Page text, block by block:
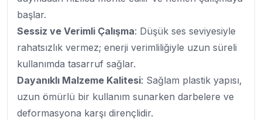
başlar.
Sessiz ve Verimli Çalışma: Düşük ses seviyesiyle
rahatsızlık vermez; enerji verimliliğiyle uzun süreli
kullanımda tasarruf sağlar.
Dayanıklı Malzeme Kalitesi: Sağlam plastik yapısı,
uzun ömürlü bir kullanım sunarken darbelere ve
deformasyona karşı dirençlidir.